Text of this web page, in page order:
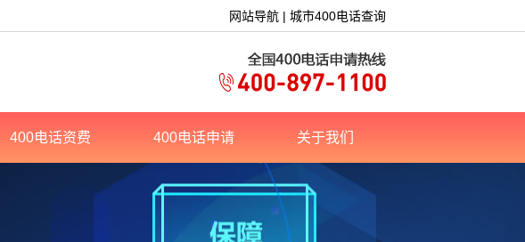
网站导航 | 城市400电话查询
400电话资费 400电话申请 关于我们